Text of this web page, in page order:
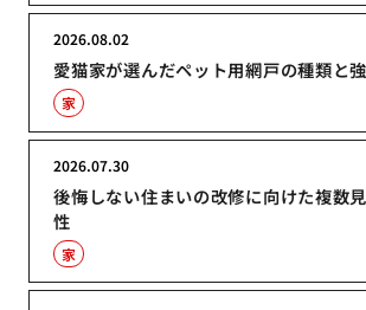
愛猫家が選んだペット用網戸の種類と
2026.08.02
家
後悔しない住まいの改修に向けた複数
性
2026.07.30
家